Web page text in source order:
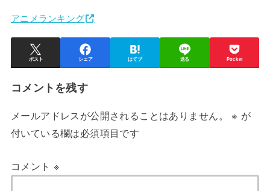
アニメランキング
ポスト シェア はてブ 送る Pocket
コメントを残す
メールアドレスが公開されることはありません。 ※ が
付いている欄は必須項目です
コメント ※